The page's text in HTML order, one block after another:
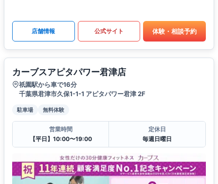
店舗情報 公式サイト 体験・相談予約
カーブスアピタパワー君津店
祇園駅から車で16分
千葉県君津市久保1-1-1 アピタパワー君津 2F
駐車場 無料体験
営業時間
【平日】10:00〜19:00
定休日
毎週日曜日